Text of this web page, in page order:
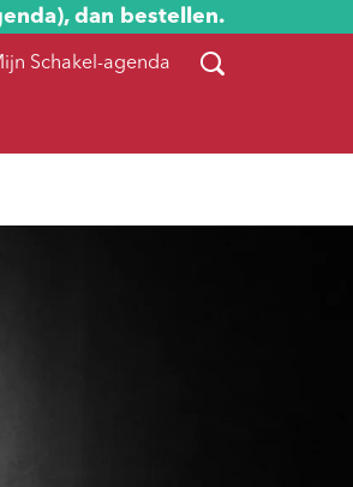
dan bestellen.
Schakel-agenda